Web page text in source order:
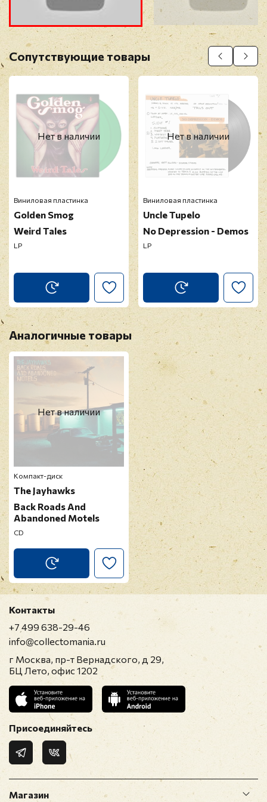
Прикрепить фото
Оставить отзыв
Перед публикацией отзывы проходят
Сопутствующие товары
Нет в наличии
Виниловая пластинка
Golden Smog
Weird Tales
LP
Нет в наличии
Виниловая пластинка
Uncle Tupelo
No Depression - Demos
LP
Аналогичные товары
Нет в наличии
Компакт-диск
The Jayhawks
Back Roads And
Abandoned Motels
CD
Магазин
Контакты
+7 499 638-29-46
info@collectomania.ru
г Москва, пр-т Вернадского, д 29,
БЦ Лето, офис 1202
Присоединяйтесь